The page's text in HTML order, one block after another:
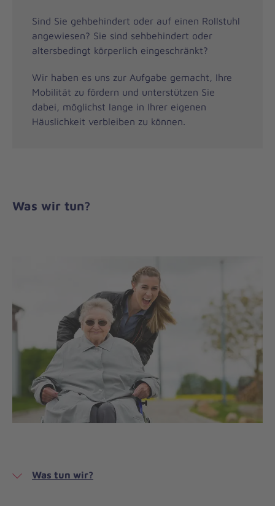
Sind Sie gehbehindert oder auf einen Rollstuhl
angewiesen? Sie sind sehbehindert oder
altersbedingt körperlich eingeschränkt?
Wir haben es uns zur Aufgabe gemacht, Ihre
Mobilität zu fördern und unterstützen Sie
dabei, möglichst lange in Ihrer eigenen
Häuslichkeit verbleiben zu können.
Was wir tun?
Was tun wir?